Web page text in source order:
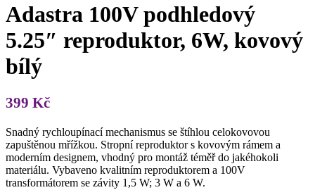
Adastra 100V podhledový
5.25″ reproduktor, 6W, kovový
bílý
399 Kč
Snadný rychloupínací mechanismus se štíhlou celokovovou
zapuštěnou mřížkou. Stropní reproduktor s kovovým rámem a
moderním designem, vhodný pro montáž téměř do jakéhokoli
materiálu. Vybaveno kvalitním reproduktorem a 100V
transformátorem se závity 1,5 W; 3 W a 6 W.